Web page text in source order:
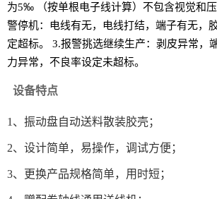
为5‰ （按单根电子线计算）不包含视觉和
警停机：电线有无，电线打结，端子有无，
定超标。 3.报警挑选继续生产：剥皮异常，
力异常，不良率设定未超标。
设备特点
1、振动盘自动送料散装胶壳；
2、设计简单，易操作，调试方便；
3、更换产品规格简单，用时短；